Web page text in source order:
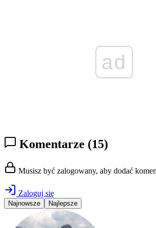
ad
Komentarze (15)
Musisz być zalogowany, aby dodać
Zaloguj się
Najnowsze Najlepsze